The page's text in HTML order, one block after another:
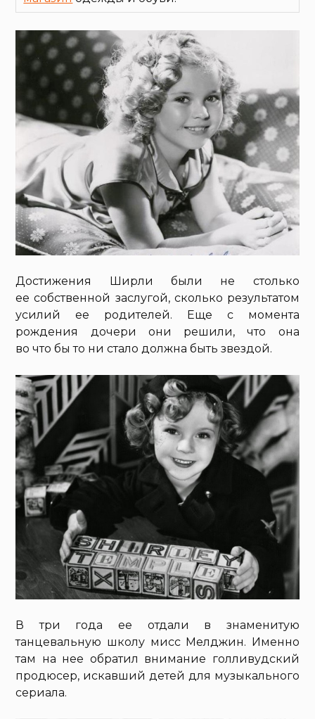
Достижения Ширли были не столько
ее собственной заслугой, сколько результатом
усилий ее родителей. Еще с момента
рождения дочери они решили, что она
во что бы то ни стало должна быть звездой.
В три года ее отдали в знаменитую
танцевальную школу мисс Мелджин. Именно
там на нее обратил внимание голливудский
продюсер, искавший детей для музыкального
сериала.